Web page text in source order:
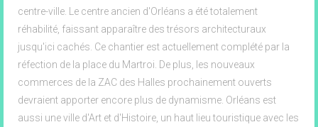
centre-ville. Le centre ancien d'Orléans a été totalement
réhabilité, faissant apparaître des trésors architecturaux
jusqu'ici cachés. Ce chantier est actuellement complété par la
réfection de la place du Martroi. De plus, les nouveaux
commerces de la ZAC des Halles prochainement ouverts
devraient apporter encore plus de dynamisme. Orléans est
aussi une ville d'Art et d'Histoire, un haut lieu touristique avec les